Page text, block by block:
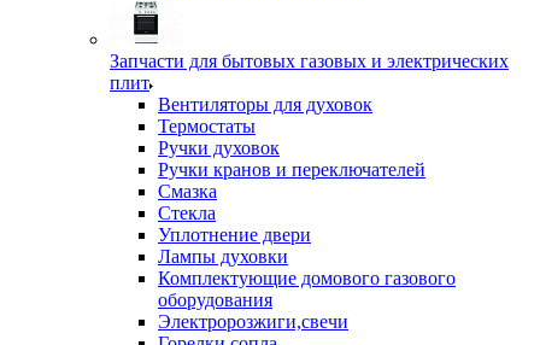
Запчасти для бытовых газовых и электрических
плит
Вентиляторы для духовок
Термостаты
Ручки духовок
Ручки кранов и переключателей
Смазка
Стекла
Уплотнение двери
Лампы духовки
Комплектующие домового газового
оборудования
Электророзжиги,свечи